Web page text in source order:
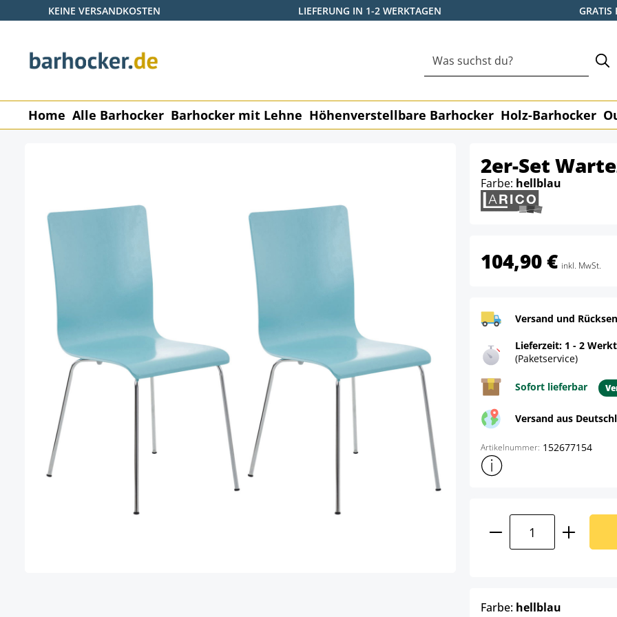
Hauptinhalt springen
Zur Suche springen
Zur Hauptnavigation springen
KEINE VERSANDKOSTEN LIEFERUNG IN 1-2 WERKTAGEN GRATIS
Home Alle Barhocker Barhocker mit Lehne Höhenverstellbare Barhocker Holz-Barhocker
2er-Set
Farbe: hellblau
104,90 € inkl. MwSt.
Versand und
Lieferzeit: 1 - 2
(Paketservice)
Sofort lieferbar
Versand aus
Artikelnummer: 152677154
Weitere
Produkt Anzahl:
Farbe: hellblau